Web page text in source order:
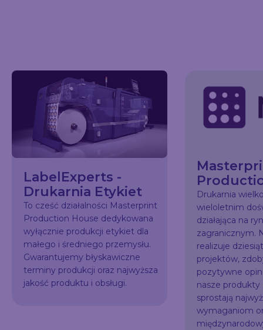
LabelExperts -
Drukarnia Etykiet
To cześć działalności Masterprint
Production House dedykowana
wyłącznie produkcji etykiet dla
małego i średniego przemysłu.
Gwarantujemy błyskawiczne
terminy produkcji oraz najwyższa
jakość produktu i obsługi.
Drukarnia
wieloletnim
działająca na
zagranicznym.
realizuje
projektów,
pozytywne
nasze
sprostają
wymaganiom